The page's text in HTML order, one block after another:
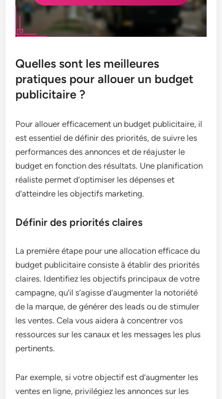
Quelles sont les meilleures
pratiques pour allouer un budget
publicitaire ?
Pour allouer efficacement un budget publicitaire, il
est essentiel de définir des priorités, de suivre les
performances des annonces et de réajuster le
budget en fonction des résultats. Une planification
réaliste permet d’optimiser les dépenses et
d’atteindre les objectifs marketing.
Définir des priorités claires
La première étape pour une allocation efficace du
budget publicitaire consiste à établir des priorités
claires. Identifiez les objectifs principaux de votre
campagne, qu’il s’agisse d’augmenter la notoriété
de la marque, de générer des leads ou de stimuler
les ventes. Cela vous aidera à concentrer vos
ressources sur les canaux et les messages les plus
pertinents.
Par exemple, si votre objectif est d’augmenter les
ventes en ligne, privilégiez les annonces sur les